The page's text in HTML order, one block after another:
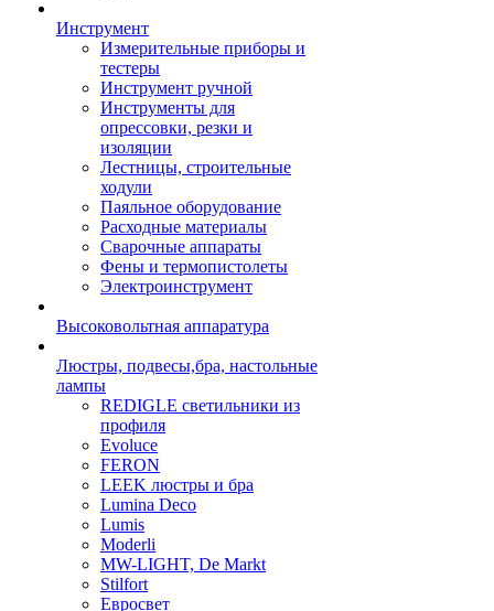
Инструмент
Измерительные приборы и
тестеры
Инструмент ручной
Инструменты для
опрессовки, резки и
изоляции
Лестницы, строительные
ходули
Паяльное оборудование
Расходные материалы
Сварочные аппараты
Фены и термопистолеты
Электроинструмент
Высоковольтная аппаратура
Люстры, подвесы,бра, настольные
лампы
REDIGLE светильники из
профиля
Evoluce
FERON
LEEK люстры и бра
Lumina Deco
Lumis
Moderli
MW-LIGHT, De Markt
Stilfort
Евросвет